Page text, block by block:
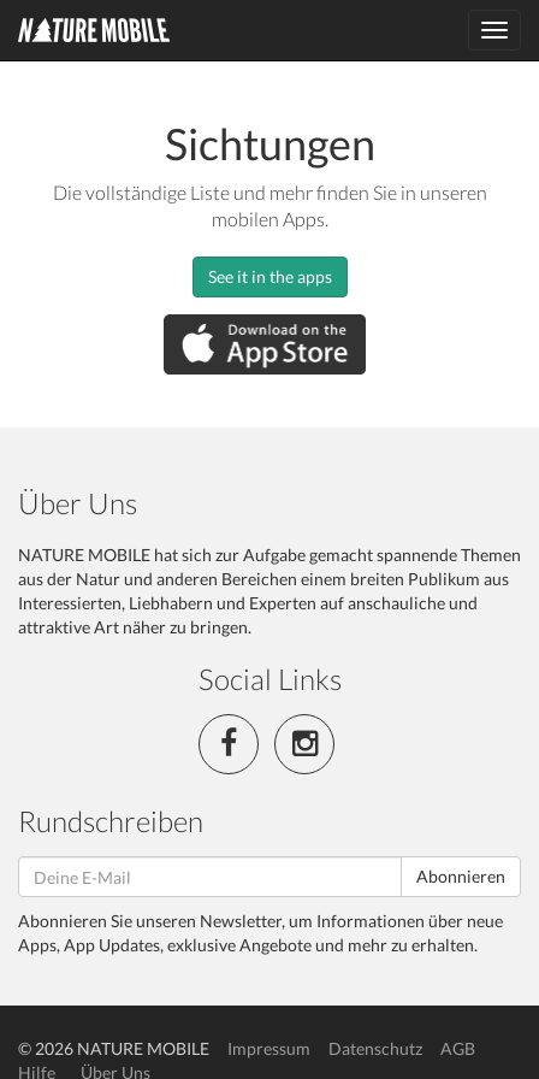
Sichtungen
Die vollständige Liste und mehr finden Sie in unseren
mobilen Apps.
See it in the apps
Über Uns
NATURE MOBILE hat sich zur Aufgabe gemacht spannende Themen
aus der Natur und anderen Bereichen einem breiten Publikum aus
Interessierten, Liebhabern und Experten auf anschauliche und
attraktive Art näher zu bringen.
Social Links
Rundschreiben
Abonnieren
Abonnieren Sie unseren Newsletter, um Informationen über neue
Apps, App Updates, exklusive Angebote und mehr zu erhalten.
© 2026 NATURE MOBILE Impressum Datenschutz
AGB
Hilfe
Über Uns